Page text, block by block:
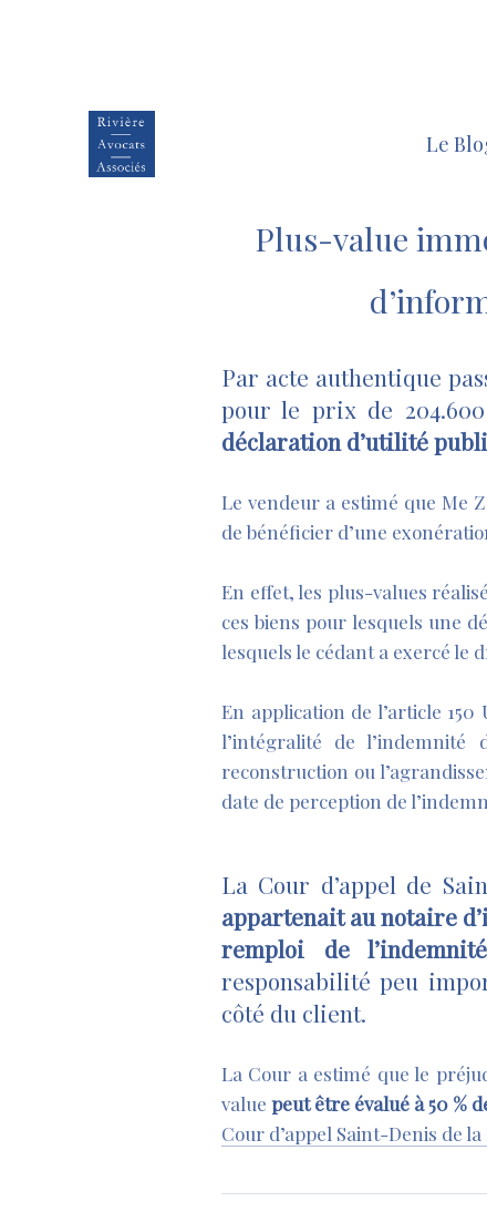
Le
Plus-value
Par acte authentique
pour le prix de
déclaration d’utilité
Le vendeur a estimé que Me
de bénéficier d’une
En effet, les plus-values
ces biens pour lesquels une
lesquels le cédant a exercé le
En application de l’article
l’intégralité de l’indemnité
reconstruction ou
date de perception de
La Cour d’appel de
appartenait au notaire
remploi de
responsabilité peu
côté du client.
La Cour a estimé que le
value peut être évalué à 50 %
Cour d’appel Saint-Denis de la